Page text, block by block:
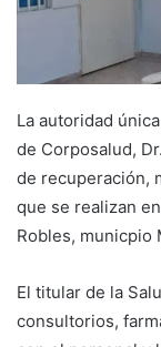
La autoridad
de Corposalud,
de recuperación,
que se realizan
Robles, municpio
El titular de la
consultorios,